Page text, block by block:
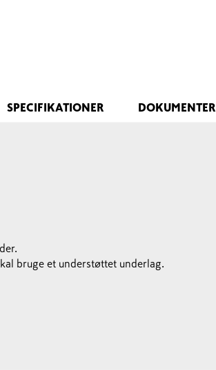
SPECIFIKATIONER DOKUMENTER
bruge et understøttet underlag.